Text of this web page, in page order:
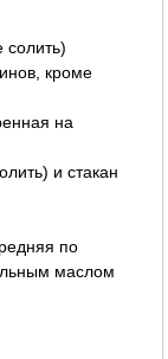
кроме
на
и стакан
по
маслом